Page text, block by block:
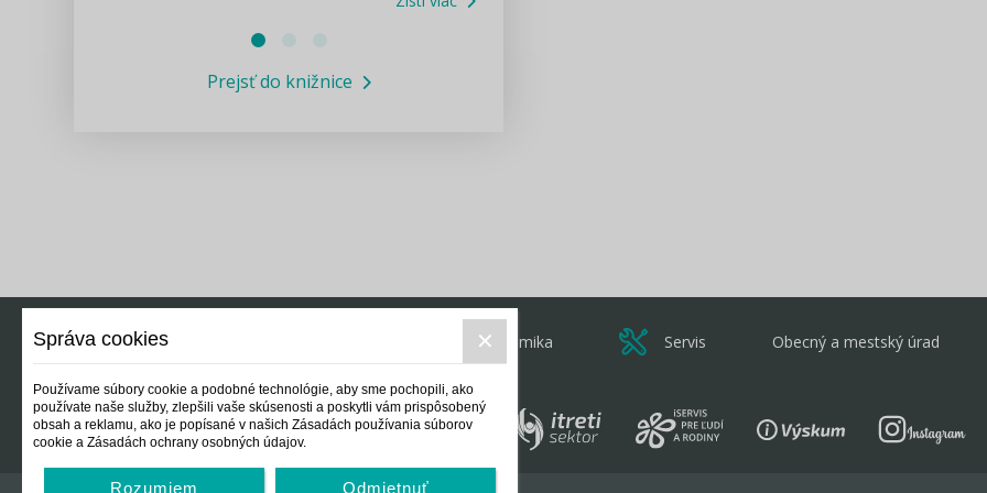
Informácie COVID19
Prejsť do knižnice
Ekonomika Servis Obecný a mestský úrad
Správa cookies
Používame súbory cookie a podobné technológie, aby sme pochopili, ako
používate naše služby, zlepšili vaše skúsenosti a poskytli vám prispôsobený
obsah a reklamu, ako je popísané v našich Zásadách používania súborov
cookie a Zásadách ochrany osobných údajov.
Rozumiem Odmietnuť